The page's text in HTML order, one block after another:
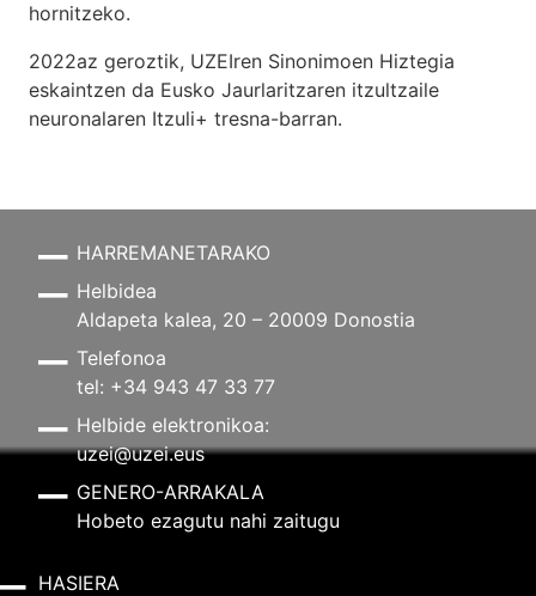
hornitzeko.
2022az geroztik, UZEIren Sinonimoen Hiztegia
eskaintzen da Eusko Jaurlaritzaren itzultzaile
neuronalaren Itzuli+ tresna-barran.
HARREMANETARAKO
Helbidea
Aldapeta kalea, 20 – 20009 Donostia
Telefonoa
tel: +34 943 47 33 77
Helbide elektronikoa:
uzei@uzei.eus
GENERO-ARRAKALA
Hobeto ezagutu nahi zaitugu
HASIERA